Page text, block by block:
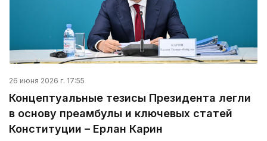
26 июня 2026 г. 17:55
Концептуальные тезисы Президента легли
в основу преамбулы и ключевых статей
Конституции – Ерлан Карин